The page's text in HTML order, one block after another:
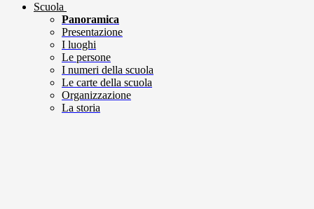
Scuola
Panoramica
Presentazione
I luoghi
Le persone
I numeri della scuola
Le carte della scuola
Organizzazione
La storia